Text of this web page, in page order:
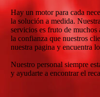
Hay un motor para cada
la solución a medida.
servicios es fruto de
la confianza que nuestros
nuestra pagina y encuentra
Nuestro personal siempre
y ayudarte a encontrar el